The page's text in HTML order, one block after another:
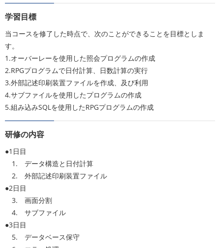
学習目標
当コースを修了した時点で、次のことができることを目標としま
す。
1.オーバーレーを使用した照会プログラムの作成
2.RPGプログラムで日付計算、日数計算の実行
3.外部記述印刷装置ファイルを作成、及び利用
4.サブファイルを使用したプログラムの作成
5.組み込みSQLを使用したRPGプログラムの作成
研修の内容
●1日目
1. データ構造と日付計算
2. 外部記述印刷装置ファイル
●2日目
3. 画面分割
4. サブファイル
●3日目
5. データベース保守